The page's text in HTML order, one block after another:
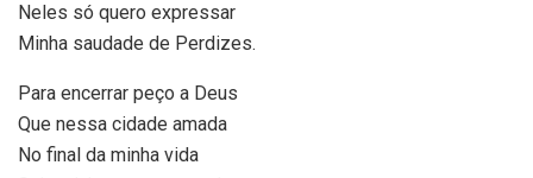
Neles só quero expressar
Minha saudade de Perdizes.
Para encerrar peço a Deus
Que nessa cidade amada
No final da minha vida